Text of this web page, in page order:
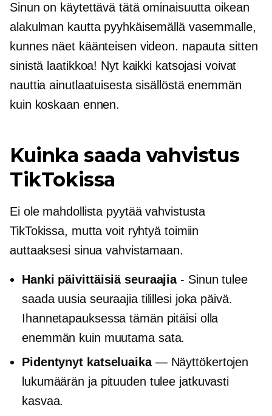
Sinun on käytettävä tätä ominaisuutta oikean
alakulman kautta pyyhkäisemällä vasemmalle,
kunnes näet käänteisen videon. napauta sitten
sinistä laatikkoa! Nyt kaikki katsojasi voivat
nauttia ainutlaatuisesta sisällöstä enemmän
kuin koskaan ennen.
Kuinka saada vahvistus
TikTokissa
Ei ole mahdollista pyytää vahvistusta
TikTokissa, mutta voit ryhtyä toimiin
auttaaksesi sinua vahvistamaan.
Hanki päivittäisiä seuraajia- Sinun tulee
saada uusia seuraajia tilillesi joka päivä.
Ihannetapauksessa tämän pitäisi olla
enemmän kuin muutama sata.
Pidentynyt katseluaika— Näyttökertojen
lukumäärän ja pituuden tulee jatkuvasti
kasvaa.